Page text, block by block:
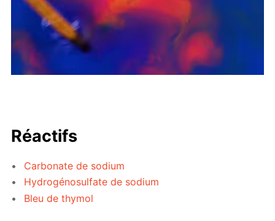
Réactifs
Carbonate de sodium
Hydrogénosulfate de sodium
Bleu de thymol